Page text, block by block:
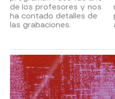
de los profesores y nos
ha contado detalles de
las grabaciones.